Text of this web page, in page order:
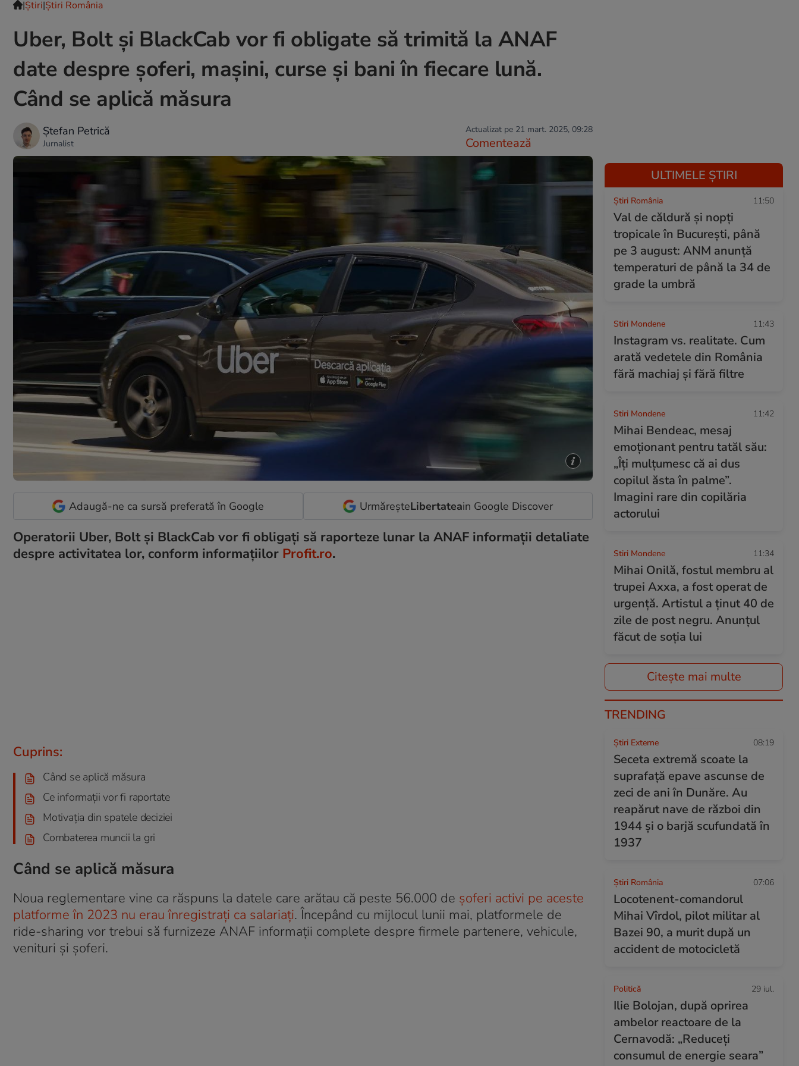
|Ştiri|Știri România
Uber, Bolt și BlackCab vor fi obligate să trimită la ANAF
date despre șoferi, mașini, curse și bani în fiecare lună.
Când se aplică măsura
Ștefan Petrică
Jurnalist
Actualizat pe 21 mart. 2025, 09:28
Comentează
Adaugă-ne ca sursă preferată în Google UrmăreșteLibertateain Google Discover
Operatorii Uber, Bolt și BlackCab vor fi obligați să raporteze lunar la ANAF informații detaliate
despre activitatea lor, conform informațiilor Profit.ro.
Cuprins:
Când se aplică măsura
Ce informații vor fi raportate
Motivația din spatele deciziei
Combaterea muncii la gri
Când se aplică măsura
Noua reglementare vine ca răspuns la datele care arătau că peste 56.000 de șoferi activi pe aceste
platforme în 2023 nu erau înregistrați ca salariați. Începând cu mijlocul lunii mai, platformele de
ride-sharing vor trebui să furnizeze ANAF informații complete despre firmele partenere, vehicule,
venituri și șoferi.
ULTIMELE ȘTIRI
Știri România 11:50
Val de căldură și nopți
tropicale în București, până
pe 3 august: ANM anunță
temperaturi de până la 34 de
grade la umbră
Stiri Mondene 11:43
Instagram vs. realitate. Cum
arată vedetele din România
fără machiaj și fără filtre
Stiri Mondene 11:42
Mihai Bendeac, mesaj
emoționant pentru tatăl său:
„Îți mulțumesc că ai dus
copilul ăsta în palme”.
Imagini rare din copilăria
actorului
Stiri Mondene 11:34
Mihai Onilă, fostul membru al
trupei Axxa, a fost operat de
urgență. Artistul a ținut 40 de
zile de post negru. Anunțul
făcut de soția lui
Citește mai multe
TRENDING
Știri Externe 08:19
Seceta extremă scoate la
suprafață epave ascunse de
zeci de ani în Dunăre. Au
reapărut nave de război din
1944 și o barjă scufundată în
1937
Știri România 07:06
Locotenent-comandorul
Mihai Vîrdol, pilot militar al
Bazei 90, a murit după un
accident de motocicletă
Politică 29 iul.
Ilie Bolojan, după oprirea
ambelor reactoare de la
Cernavodă: „Reduceți
consumul de energie seara”